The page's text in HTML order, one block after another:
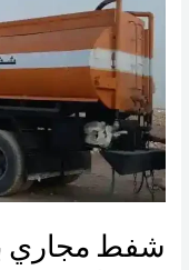
شفط مجاري
بالدمام